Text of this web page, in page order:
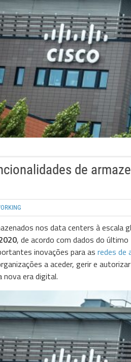
de
nos data centers à escala
, de acordo com dados do
inovações para as redes de
a aceder, gerir e
nova era digital.